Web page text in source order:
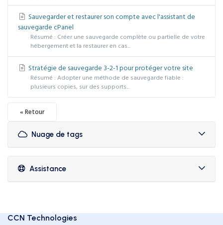
Sauvegarder et restaurer son compte avec l'assistant de
sauvegarde cPanel
Résumé : Créer une sauvegarde complète ou partielle de votre
hébergement et la restaurer en cas...
Stratégie de sauvegarde 3-2-1 pour protéger votre site
Résumé : Adopter une méthode de sauvegarde fiable :
plusieurs copies, sur des supports...
« Retour
Nuage de tags
Assistance
CCN Technologies